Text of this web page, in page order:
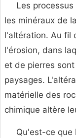
Les
les minéraux de
l'altération. Au fil
l'érosion, dans
et de pierres
paysages.
matérielle des
chimique altère
Qu'est-ce que